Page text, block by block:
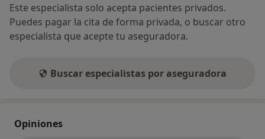
Este especialista solo acepta pacientes privados.
Puedes pagar la cita de forma privada, o buscar otro
especialista que acepte tu aseguradora.
Buscar especialistas por aseguradora
Opiniones